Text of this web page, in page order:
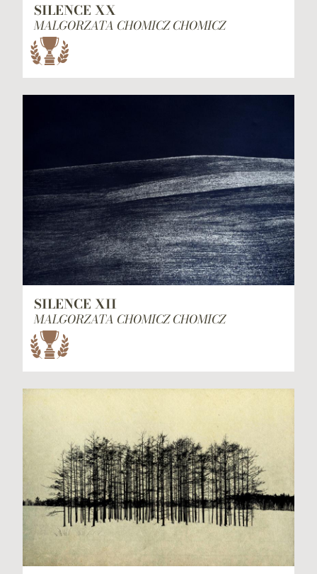
SILENCE XX
MALGORZATA CHOMICZ CHOMICZ
SILENCE XII
MALGORZATA CHOMICZ CHOMICZ